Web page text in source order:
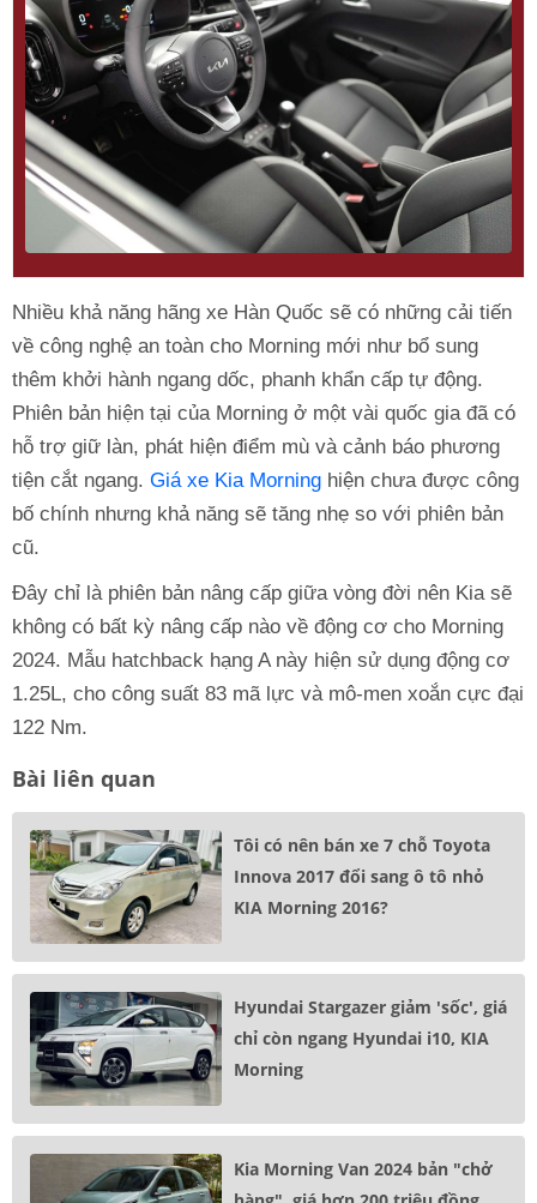
Nhiều khả năng hãng xe Hàn Quốc sẽ có những cải tiến
về công nghệ an toàn cho Morning mới như bổ sung
thêm khởi hành ngang dốc, phanh khẩn cấp tự động.
Phiên bản hiện tại của Morning ở một vài quốc gia đã có
hỗ trợ giữ làn, phát hiện điểm mù và cảnh báo phương
tiện cắt ngang. Giá xe Kia Morning hiện chưa được công
bố chính nhưng khả năng sẽ tăng nhẹ so với phiên bản
cũ.
Đây chỉ là phiên bản nâng cấp giữa vòng đời nên Kia sẽ
không có bất kỳ nâng cấp nào về động cơ cho Morning
2024. Mẫu hatchback hạng A này hiện sử dụng động cơ
1.25L, cho công suất 83 mã lực và mô-men xoắn cực đại
122 Nm.
Bài liên quan
Tôi có nên bán xe 7 chỗ Toyota
Innova 2017 đổi sang ô tô nhỏ
KIA Morning 2016?
Hyundai Stargazer giảm 'sốc', giá
chỉ còn ngang Hyundai i10, KIA
Morning
Kia Morning Van 2024 bản "chở